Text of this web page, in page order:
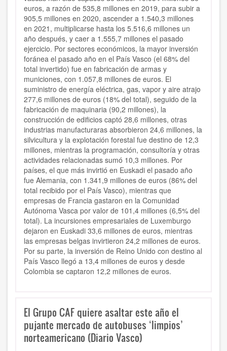
euros, a razón de 535,8 millones en 2019, para subir a
905,5 millones en 2020, ascender a 1.540,3 millones
en 2021, multiplicarse hasta los 5.516,6 millones un
año después, y caer a 1.555,7 millones el pasado
ejercicio. Por sectores económicos, la mayor inversión
foránea el pasado año en el País Vasco (el 68% del
total invertido) fue en fabricación de armas y
municiones, con 1.057,8 millones de euros. El
suministro de energía eléctrica, gas, vapor y aire atrajo
277,6 millones de euros (18% del total), seguido de la
fabricación de maquinaria (90,2 millones), la
construcción de edificios captó 28,6 millones, otras
industrias manufacturaras absorbieron 24,6 millones, la
silvicultura y la explotación forestal fue destino de 12,3
millones, mientras la programación, consultoría y otras
actividades relacionadas sumó 10,3 millones. Por
países, el que más invirtió en Euskadi el pasado año
fue Alemania, con 1.341,9 millones de euros (86% del
total recibido por el País Vasco), mientras que
empresas de Francia gastaron en la Comunidad
Autónoma Vasca por valor de 101,4 millones (6,5% del
total). La incursiones empresariales de Luxemburgo
dejaron en Euskadi 33,6 millones de euros, mientras
las empresas belgas invirtieron 24,2 millones de euros.
Por su parte, la inversión de Reino Unido con destino al
País Vasco llegó a 13,4 millones de euros y desde
Colombia se captaron 12,2 millones de euros.
El Grupo CAF quiere asaltar este año el
pujante mercado de autobuses ‘limpios’
norteamericano (Diario Vasco)